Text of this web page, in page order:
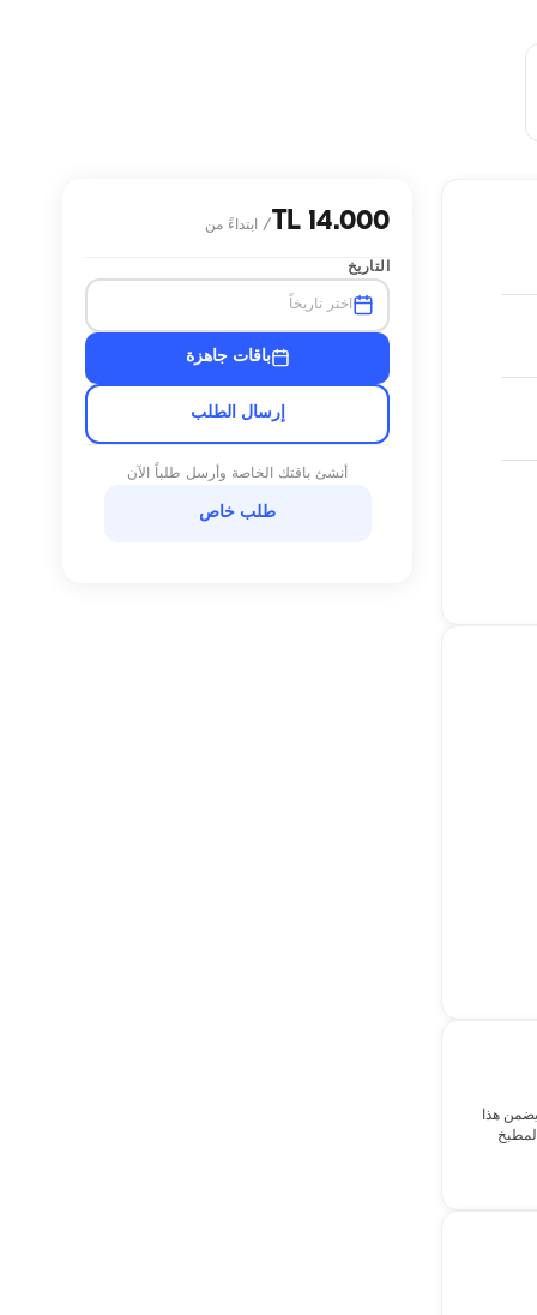
يضمن هذا
14.000 TL
/ ابتداءً من
التاريخ
اختر تاريخاً
باقات جاهزة
إرسال الطلب
أنشئ باقتك الخاصة وأرسل طلباً الآن
طلب خاص